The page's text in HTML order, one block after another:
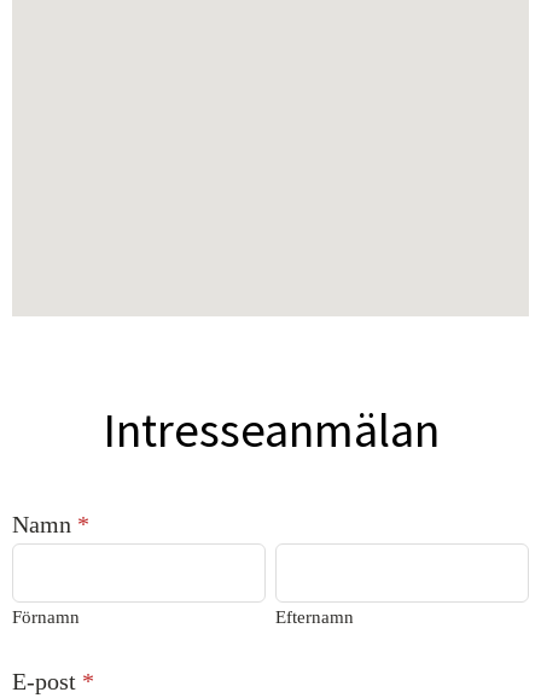
Intresseanmälan
Kusthotellet
sviter
Namn *
Förnamn Efternamn
E-post *